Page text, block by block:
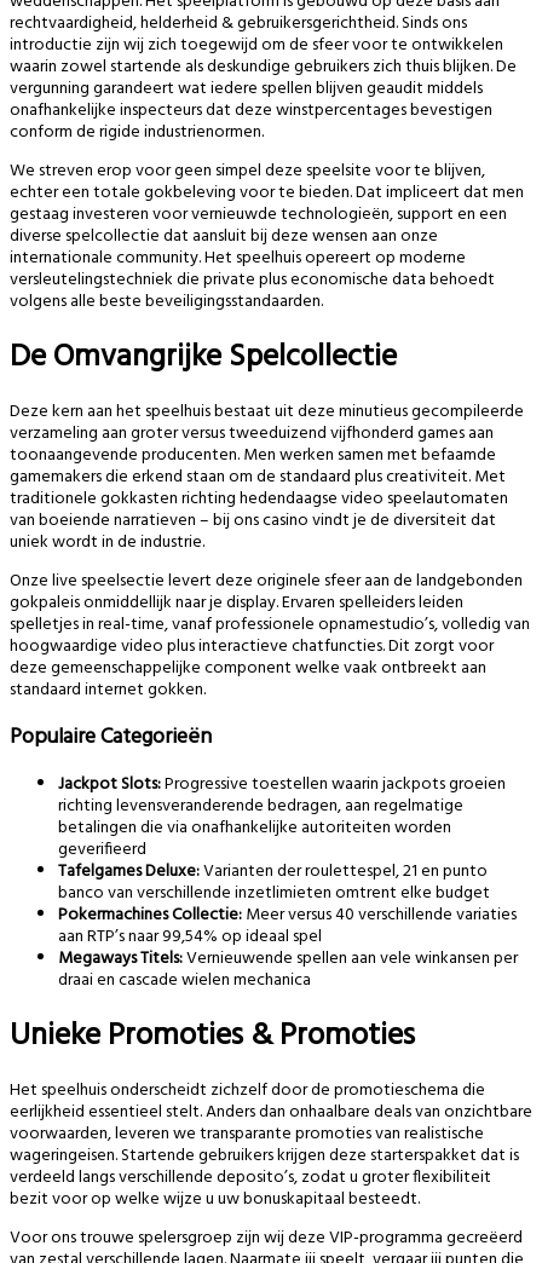
rechtvaardigheid, helderheid & gebruikersgerichtheid. Sinds ons
introductie zijn wij zich toegewijd om de sfeer voor te ontwikkelen
waarin zowel startende als deskundige gebruikers zich thuis blijken. De
vergunning garandeert wat iedere spellen blijven geaudit middels
onafhankelijke inspecteurs dat deze winstpercentages bevestigen
conform de rigide industrienormen.
We streven erop voor geen simpel deze speelsite voor te blijven,
echter een totale gokbeleving voor te bieden. Dat impliceert dat men
gestaag investeren voor vernieuwde technologieën, support en een
diverse spelcollectie dat aansluit bij deze wensen aan onze
internationale community. Het speelhuis opereert op moderne
versleutelingstechniek die private plus economische data behoedt
volgens alle beste beveiligingsstandaarden.
De Omvangrijke Spelcollectie
Deze kern aan het speelhuis bestaat uit deze minutieus gecompileerde
verzameling aan groter versus tweeduizend vijfhonderd games aan
toonaangevende producenten. Men werken samen met befaamde
gamemakers die erkend staan om de standaard plus creativiteit. Met
traditionele gokkasten richting hedendaagse video speelautomaten
van boeiende narratieven – bij ons casino vindt je de diversiteit dat
uniek wordt in de industrie.
Onze live speelsectie levert deze originele sfeer aan de landgebonden
gokpaleis onmiddellijk naar je display. Ervaren spelleiders leiden
spelletjes in real-time, vanaf professionele opnamestudio’s, volledig van
hoogwaardige video plus interactieve chatfuncties. Dit zorgt voor
deze gemeenschappelijke component welke vaak ontbreekt aan
standaard internet gokken.
Populaire Categorieën
Jackpot Slots:Progressive toestellen waarin jackpots groeien
richting levensveranderende bedragen, aan regelmatige
betalingen die via onafhankelijke autoriteiten worden
geverifieerd
Tafelgames Deluxe:Varianten der roulettespel, 21 en punto
banco van verschillende inzetlimieten omtrent elke budget
Pokermachines Collectie:Meer versus 40 verschillende variaties
aan RTP’s naar 99,54% op ideaal spel
Megaways Titels:Vernieuwende spellen aan vele winkansen per
draai en cascade wielen mechanica
Unieke Promoties & Promoties
Het speelhuis onderscheidt zichzelf door de promotieschema die
eerlijkheid essentieel stelt. Anders dan onhaalbare deals van onzichtbare
voorwaarden, leveren we transparante promoties van realistische
wageringeisen. Startende gebruikers krijgen deze starterspakket dat is
verdeeld langs verschillende deposito’s, zodat u groter flexibiliteit
bezit voor op welke wijze u uw bonuskapitaal besteedt.
Voor ons trouwe spelersgroep zijn wij deze VIP-programma gecreëerd